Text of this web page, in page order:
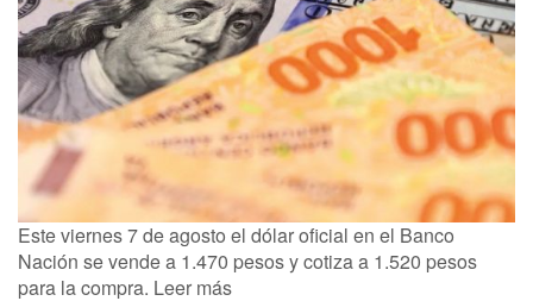
Este viernes 7 de agosto el dólar oficial en el Banco
Nación se vende a 1.470 pesos y cotiza a 1.520 pesos
para la compra. Leer más